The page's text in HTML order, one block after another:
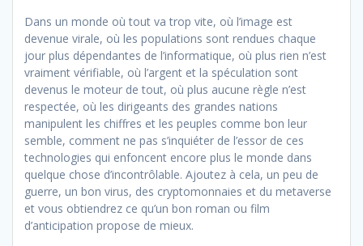
Dans un monde où tout va trop vite, où l’image est
devenue virale, où les populations sont rendues chaque
jour plus dépendantes de l’informatique, où plus rien n’est
vraiment vérifiable, où l’argent et la spéculation sont
devenus le moteur de tout, où plus aucune règle n’est
respectée, où les dirigeants des grandes nations
manipulent les chiffres et les peuples comme bon leur
semble, comment ne pas s’inquiéter de l’essor de ces
technologies qui enfoncent encore plus le monde dans
quelque chose d’incontrôlable. Ajoutez à cela, un peu de
guerre, un bon virus, des cryptomonnaies et du metaverse
et vous obtiendrez ce qu’un bon roman ou film
d’anticipation propose de mieux.